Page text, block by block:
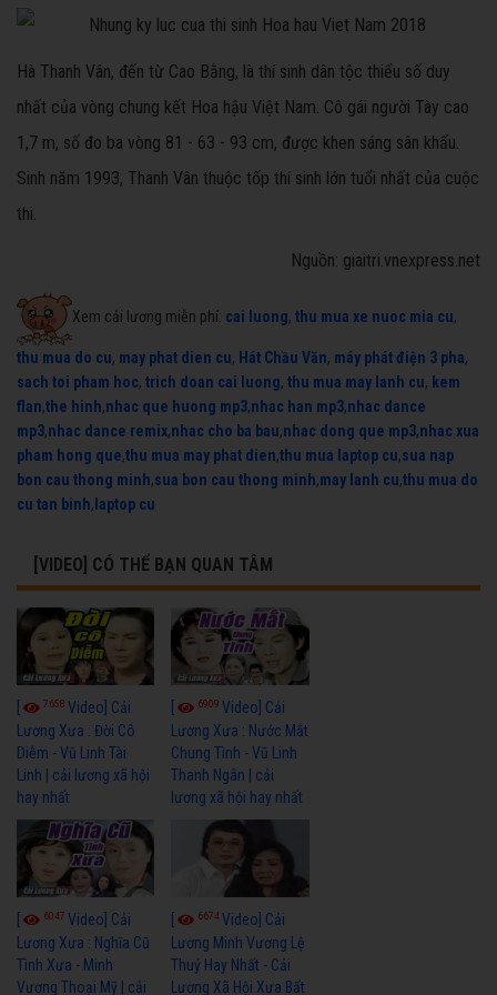
Hà Thanh Vân, đến từ Cao Bằng, là thí sinh dân tộc thiểu số duy
nhất của vòng chung kết Hoa hậu Việt Nam. Cô gái người Tày cao
1,7 m, số đo ba vòng 81 - 63 - 93 cm, được khen sáng sân khấu.
Sinh năm 1993, Thanh Vân thuộc tốp thí sinh lớn tuổi nhất của cuộc
thi.
Nguồn: giaitri.vnexpress.net
Xem cải lương miễn phí: cai luong, thu mua xe nuoc mia cu,
thu mua do cu, may phat dien cu, Hát Chầu Văn, máy phát điện 3 pha,
sach toi pham hoc, trich doan cai luong, thu mua may lanh cu, kem
flan,the hinh,nhac que huong mp3,nhac han mp3,nhac dance
mp3,nhac dance remix,nhac cho ba bau,nhac dong que mp3,nhac xua
pham hong que,thu mua may phat dien,thu mua laptop cu,sua nap
bon cau thong minh,sua bon cau thong minh,may lanh cu,thu mua do
cu tan binh, laptop cu
[VIDEO] CÓ THỂ BẠN QUAN TÂM
7658 Video] Cải
Lương Xưa : Đời Cô
Diễm - Vũ Linh Tài
Linh | cải lương xã hội
hay nhất
6909Video] Cải
Lương Xưa : Nước Mắt
Chung Tình - Vũ Linh
Thanh Ngân | cải
lương xã hội hay nhất
6047 Video] Cải
Lương Xưa : Nghĩa Cũ
Tình Xưa - Minh
Vương Thoại Mỹ | cải
6674Video] Cải
Lương Minh Vương Lệ
Thuỷ Hay Nhất - Cải
Lương Xã Hội Xưa Bất